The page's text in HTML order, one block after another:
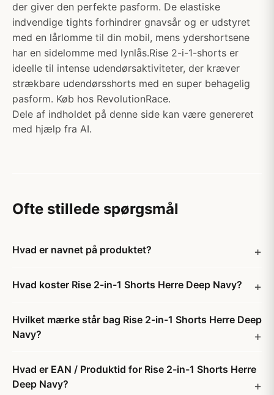
der giver den perfekte pasform. De elastiske
indvendige tights forhindrer gnavsår og er udstyret
med en lårlomme til din mobil, mens ydershortsene
har en sidelomme med lynlås.Rise 2-i-1-shorts er
ideelle til intense udendørsaktiviteter, der kræver
strækbare udendørsshorts med en super behagelig
pasform. Køb hos RevolutionRace.
Dele af indholdet på denne side kan være genereret
med hjælp fra AI.
Ofte stillede spørgsmål
Hvad er navnet på produktet?
Hvad koster Rise 2-in-1 Shorts Herre Deep Navy?
Hvilket mærke står bag Rise 2-in-1 Shorts Herre Deep
Navy?
Hvad er EAN / Produktid for Rise 2-in-1 Shorts Herre
Deep Navy?